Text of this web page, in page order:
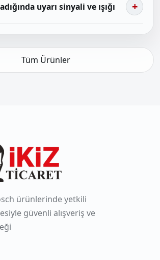
uyarı sinyali ve ışığı
Tüm Ürünler
ürünlerinde yetkili
güvenli alışveriş ve